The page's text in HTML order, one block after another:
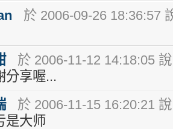
於 2006-09-26 18:36:57
於 2006-11-12 14:18:05 說
分享喔...
於 2006-11-15 16:20:21 說
是大师